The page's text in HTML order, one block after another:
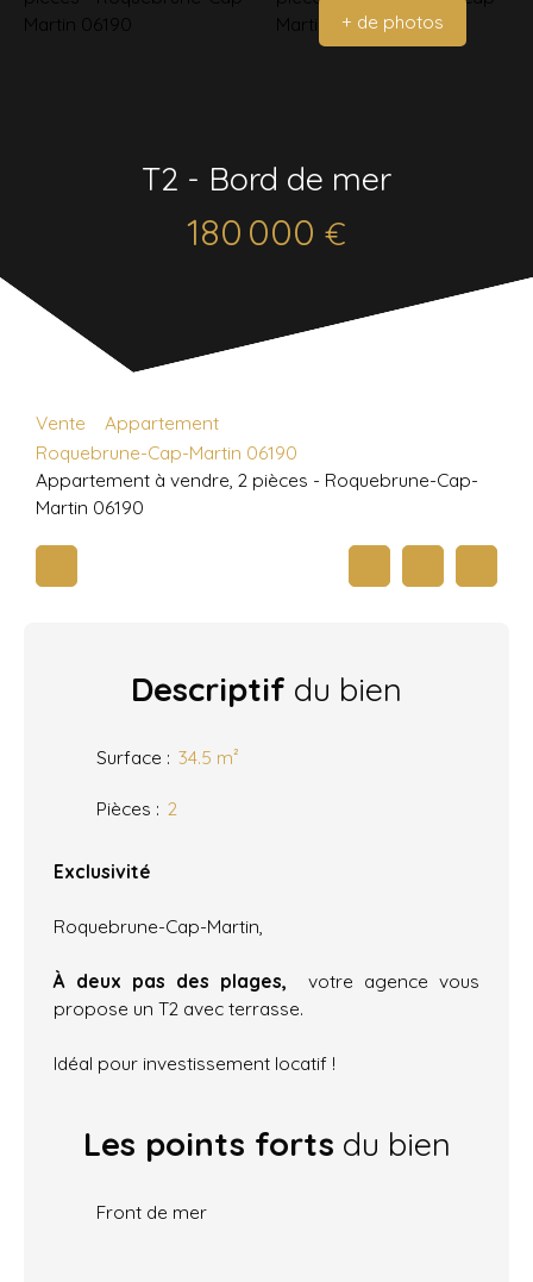
+ de photos
T2 - Bord de mer
180 000 €
Vente
Appartement
Roquebrune-Cap-Martin 06190
Appartement à vendre, 2 pièces - Roquebrune-Cap-
Martin 06190
Descriptif du bien
Surface : 34.5 m²
Pièces : 2
Exclusivité
Roquebrune-Cap-Martin,
À deux pas des plages, votre agence vous
propose un T2 avec terrasse.
Idéal pour investissement locatif !
Les points forts du bien
Front de mer